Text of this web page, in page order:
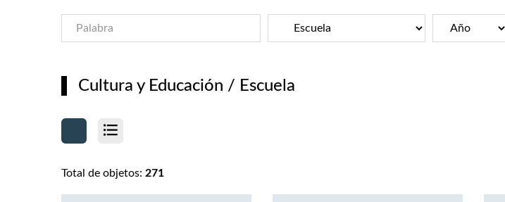
Cultura y Educación / Escuela
Total de objetos: 271